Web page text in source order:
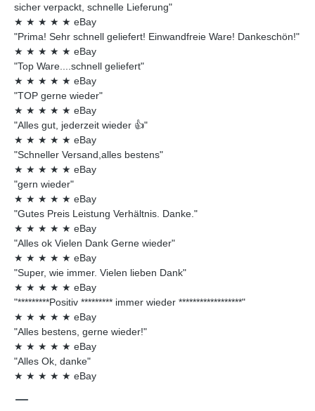
sicher verpackt, schnelle Lieferung"
★ ★ ★ ★ ★ eBay
"Prima! Sehr schnell geliefert! Einwandfreie Ware! Dankeschön!"
★ ★ ★ ★ ★ eBay
"Top Ware....schnell geliefert"
★ ★ ★ ★ ★ eBay
"TOP gerne wieder"
★ ★ ★ ★ ★ eBay
"Alles gut, jederzeit wieder 👍"
★ ★ ★ ★ ★ eBay
"Schneller Versand,alles bestens"
★ ★ ★ ★ ★ eBay
"gern wieder"
★ ★ ★ ★ ★ eBay
"Gutes Preis Leistung Verhältnis. Danke."
★ ★ ★ ★ ★ eBay
"Alles ok Vielen Dank Gerne wieder"
★ ★ ★ ★ ★ eBay
"Super, wie immer. Vielen lieben Dank"
★ ★ ★ ★ ★ eBay
"*********Positiv ********* immer wieder ******************"
★ ★ ★ ★ ★ eBay
"Alles bestens, gerne wieder!"
★ ★ ★ ★ ★ eBay
"Alles Ok, danke"
★ ★ ★ ★ ★ eBay